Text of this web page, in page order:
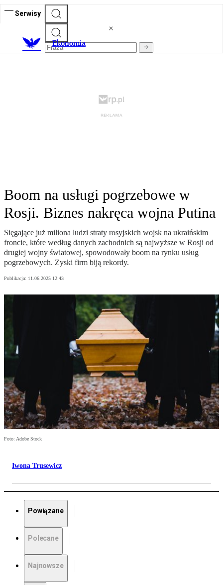
Serwisy
Ekonomia
Boom na usługi pogrzebowe w
Rosji. Biznes nakręca wojna Putina
Sięgające już miliona ludzi straty rosyjskich wojsk na ukraińskim
froncie, które według danych zachodnich są najwyższe w Rosji od
drugiej wojny światowej, spowodowały boom na rynku usług
pogrzebowych. Zyski firm biją rekordy.
Publikacja: 11.06.2025 12:43
Foto: Adobe Stock
Iwona Trusewicz
Powiązane
Polecane
Najnowsze